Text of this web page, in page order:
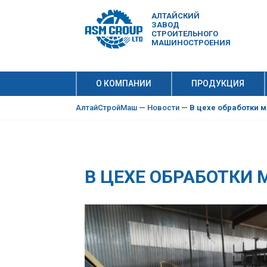
АЛТАЙСКИЙ
ЗАВОД
СТРОИТЕЛЬНОГО
МАШИНОСТРОЕНИЯ
О КОМПАНИИ ПРОДУКЦИЯ
АлтайСтройМаш — Новости — В цехе обработки
В ЦЕХЕ ОБРАБОТКИ